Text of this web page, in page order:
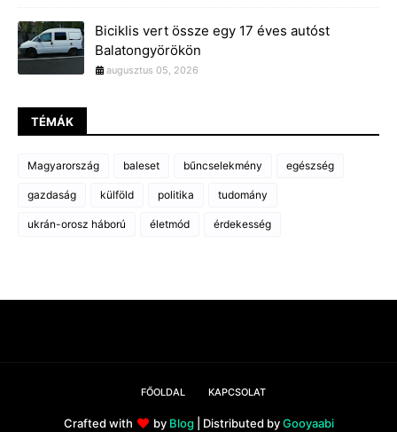
Biciklis vert össze egy 17 éves autóst
Balatongyörökön
augusztus 05, 2026
TÉMÁK
Magyarország baleset bűncselekmény egészség
gazdaság külföld politika tudomány
ukrán-orosz háború életmód érdekesség
FŐOLDAL KAPCSOLAT
Crafted with by Blog| Distributed byGooyaabi